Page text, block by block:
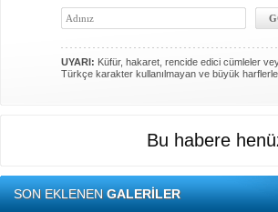
UYARI: Küfür, hakaret, rencide edici cümleler
Türkçe karakter kullanılmayan ve büyük
Bu habere
SON EKLENENGALERİLER